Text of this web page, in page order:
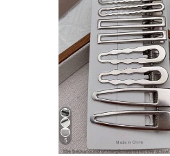
5